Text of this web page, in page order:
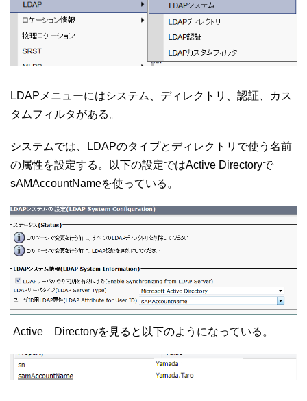
LDAPメニューにはシステム、ディレクトリ、認証、カス
タムフィルタがある。
システムでは、LDAPのタイプとディレクトリで使う名前
の属性を設定する。以下の設定ではActive Directoryで
sAMAccountNameを使っている。
Active Directoryを見ると以下のようになっている。